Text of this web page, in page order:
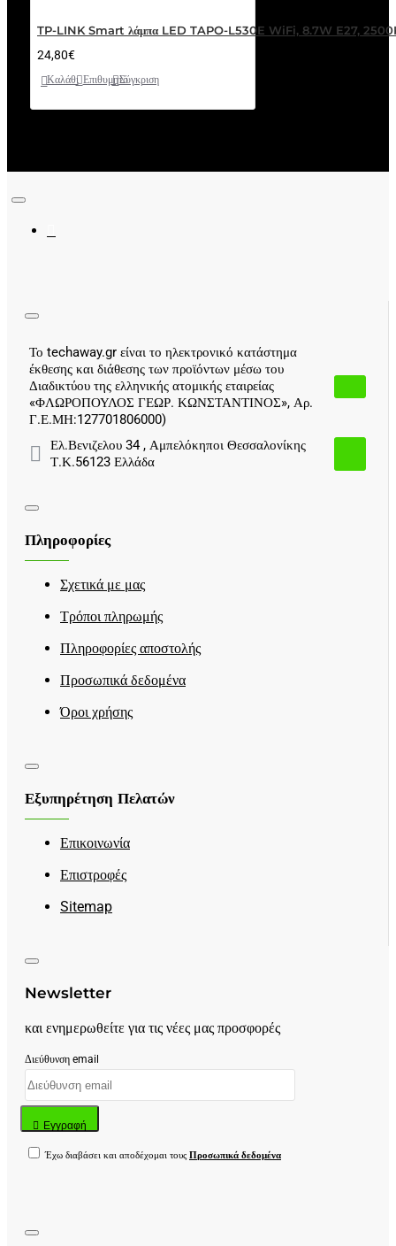
TP-LINK Smart λάμπα LED TAPO-L530E WiFi, 8.7W E27,
24,80€
Καλάθι ΕπιθυμητόΣύγκριση
Το techaway.gr είναι το ηλεκτρονικό κατάστημα
έκθεσης και διάθεσης των προϊόντων μέσω του
Διαδικτύου της ελληνικής ατομικής εταιρείας
«ΦΛΩΡΟΠΟΥΛΟΣ ΓΕΩΡ. ΚΩΝΣΤΑΝΤΙΝΟΣ», Αρ.
Γ.Ε.ΜΗ:127701806000)
Ελ.Βενιζελου 34 , Αμπελόκηποι Θεσσαλονίκης
Τ.Κ.56123 Ελλάδα
Πληροφορίες
Σχετικά με μας
Τρόποι πληρωμής
Πληροφορίες αποστολής
Προσωπικά δεδομένα
Όροι χρήσης
Εξυπηρέτηση Πελατών
Επικοινωνία
Επιστροφές
Sitemap
Newsletter
και ενημερωθείτε για τις νέες μας προσφορές
Διεύθυνση email
Εγγραφή
Έχω διαβάσει και αποδέχομαι τους Προσωπικά δεδομένα